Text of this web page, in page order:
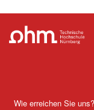
Wie erreichen Sie uns?